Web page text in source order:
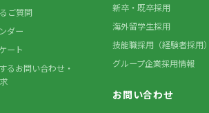
ご質問
ダー
ート
るお問い合わせ・
新卒・既卒採用
海外留学生採用
技能職採用（経験者採用）
グループ企業採用情報
お問い合わせ